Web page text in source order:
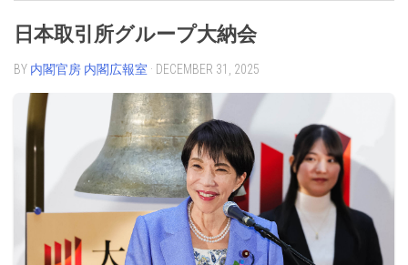
日本取引所グループ大納会
BY 内閣官房 内閣広報室 · DECEMBER 31, 2025